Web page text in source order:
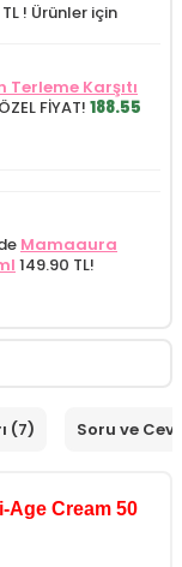
! Ürünler için
Karşıtı
ÖZEL FİYAT! 188.55
Mamaaura
149.90 TL!
(7) Soru ve
Age Cream 50